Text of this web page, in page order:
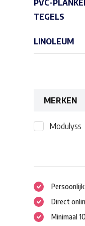
PVC-
TEGELS
LINOLEUM
MERKEN
Modulyss
Direct
Minimaal